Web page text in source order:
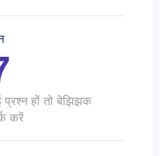
हों तो बेझिझक
करें